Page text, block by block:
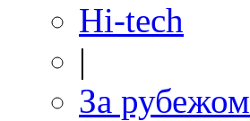
Hi-tech
|
За рубежом